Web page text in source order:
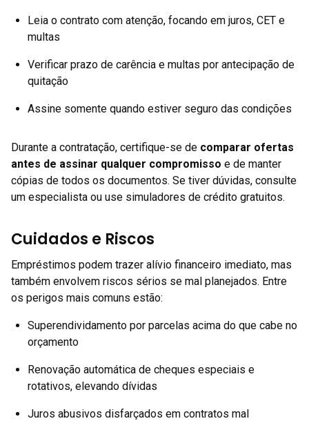
Leia o contrato com atenção, focando em juros, CET e
multas
Verificar prazo de carência e multas por antecipação de
quitação
Assine somente quando estiver seguro das condições
Durante a contratação, certifique-se de comparar ofertas
antes de assinar qualquer compromisso e de manter
cópias de todos os documentos. Se tiver dúvidas, consulte
um especialista ou use simuladores de crédito gratuitos.
Cuidados e Riscos
Empréstimos podem trazer alívio financeiro imediato, mas
também envolvem riscos sérios se mal planejados. Entre
os perigos mais comuns estão:
Superendividamento por parcelas acima do que cabe no
orçamento
Renovação automática de cheques especiais e
rotativos, elevando dívidas
Juros abusivos disfarçados em contratos mal